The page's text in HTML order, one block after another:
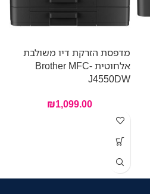
מדפסת הזרקת דיו משולבת
אלחוטית Brother MFC-
J4550DW
₪1,099.00